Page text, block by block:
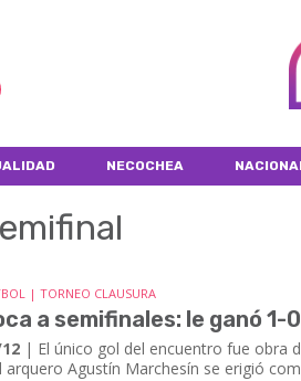
NECOCHEA
| TORNEO CLAUSURA
a semifinales: le ganó
| El único gol del encuentro fue obra
arquero Agustín Marchesín se erigió